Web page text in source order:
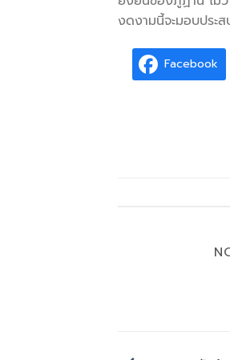
งดงามนี้จะมอบประ
Facebook